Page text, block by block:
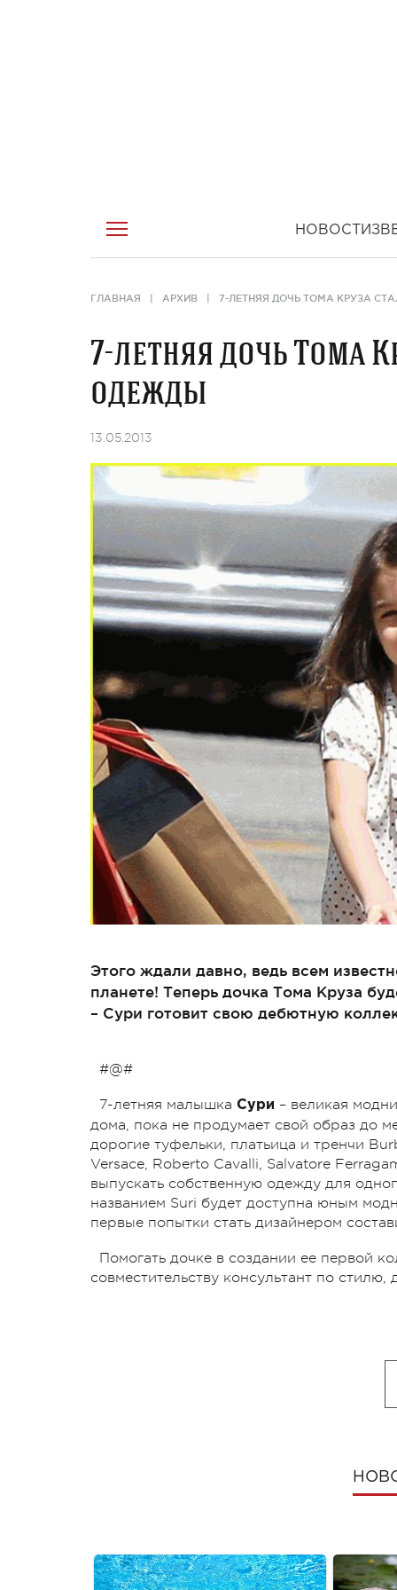
НОВОСТИ
ГЛАВНАЯ АРХИВ 7-ЛЕТНЯЯ ДОЧЬ ТОМА КРУЗА
7-летняя дочь Тома
одежды
13.05.2013
Этого ждали давно, ведь всем
планете! Теперь дочка Тома Круза
– Сури готовит свою дебютную
#@#
7-летняя малышка Сури – великая
дома, пока не продумает свой образ до
дорогие туфельки, платьица и тренчи
Versace, Roberto Cavalli, Salvatore
выпускать собственную одежду для
названием Suri будет доступна юным
первые попытки стать дизайнером
Помогать дочке в создании ее первой
совместительству консультант по